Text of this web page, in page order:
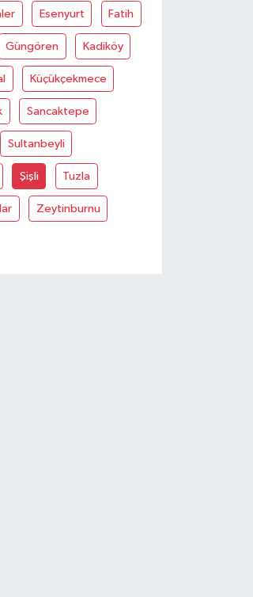
Esenyurt Fatih
Güngören Kadiköy
Küçükçekmece
Sancaktepe
Sultanbeyli
Şişli Tuzla
Zeytinburnu